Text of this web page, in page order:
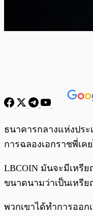
ธนาคารกลางแห่งปร
การฉลองเอกราชพี่เค
LBCOIN มันจะมีเหรี
ขนาดนามว่าเป็นเหรี
พวกเขาได้ทำการออ